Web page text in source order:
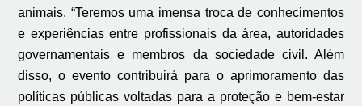
animais. “Teremos uma imensa troca de conhecimentos
e experiências entre profissionais da área, autoridades
governamentais e membros da sociedade civil. Além
disso, o evento contribuirá para o aprimoramento das
políticas públicas voltadas para a proteção e bem-estar